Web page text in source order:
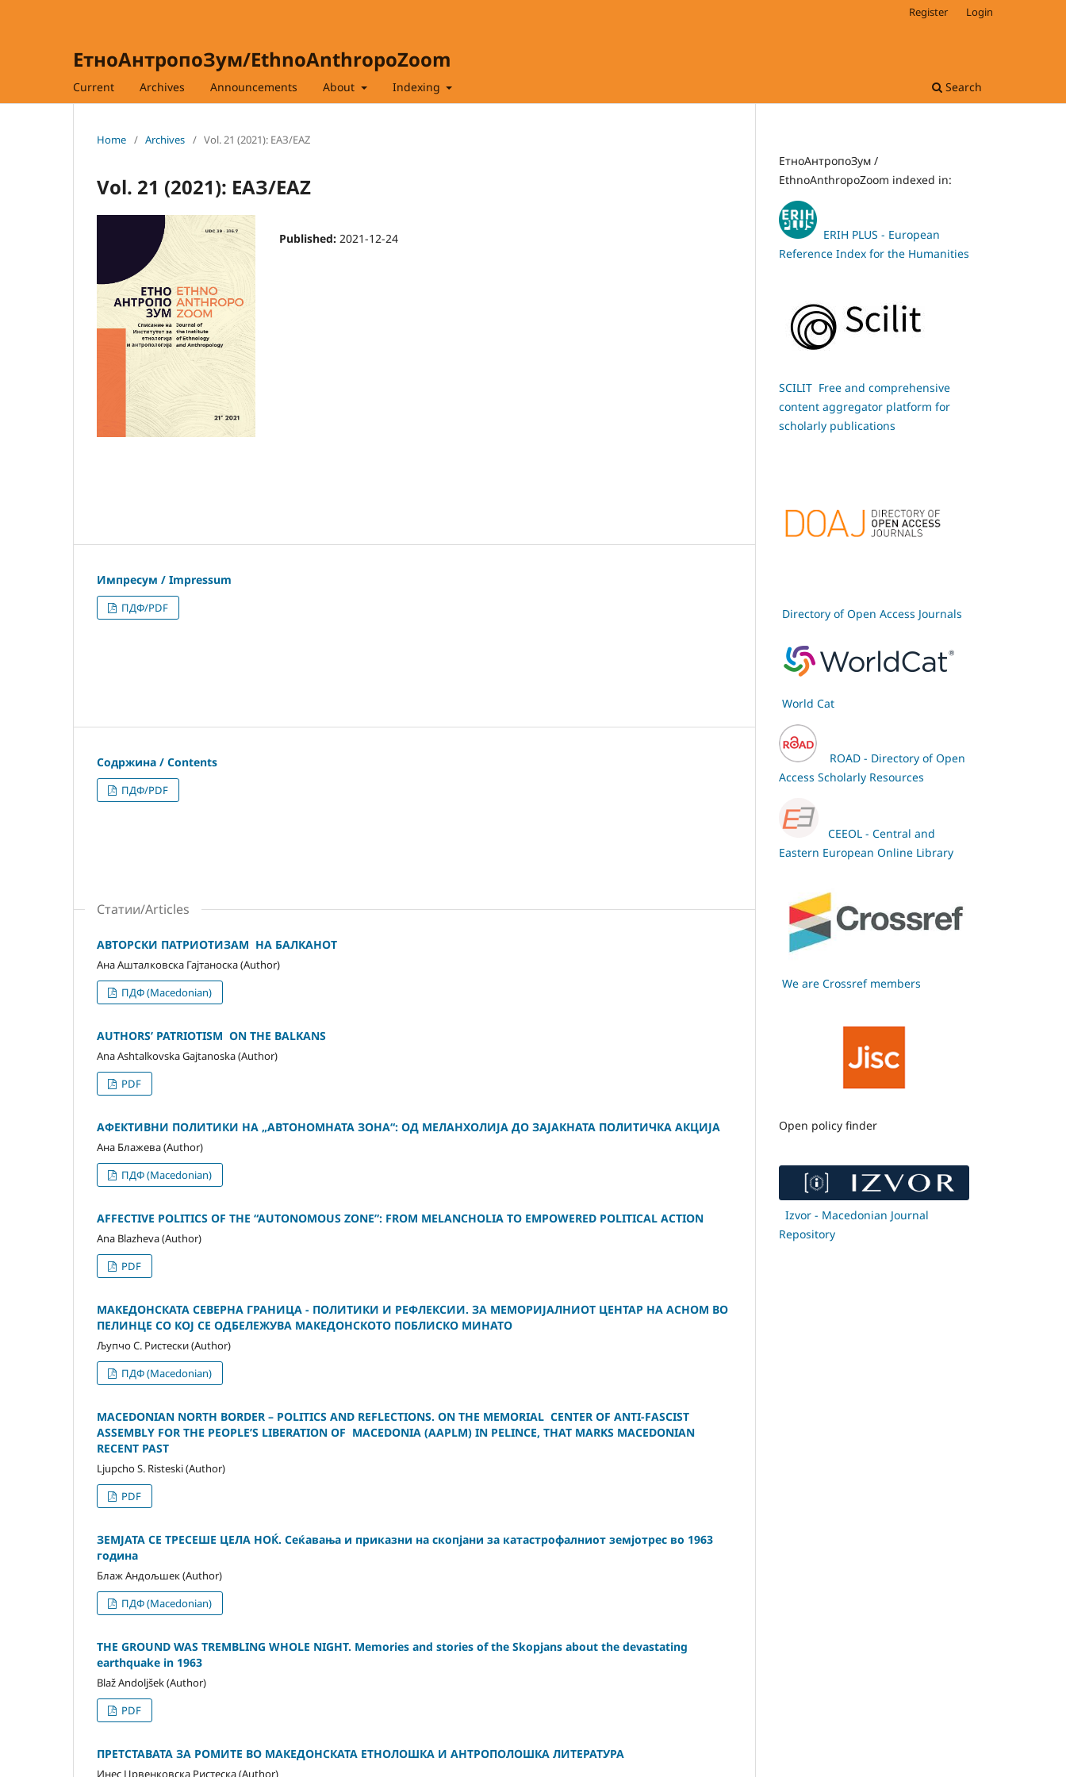
ЕтноАнтропоЗум/EthnoAnthropoZoom
Current Archives Announcements About Indexing Search
Register Login
Home / Archives / Vol. 21 (2021): ЕАЗ/EAZ
Vol. 21 (2021): ЕАЗ/EAZ
Published: 2021-12-24
Импресум / Impressum
ПДФ/PDF
Содржина / Contents
ПДФ/PDF
Статии/Articles
АВТОРСКИ ПАТРИОТИЗАМ НА БАЛКАНОТ
Ана Ашталковска Гајтаноска (Author)
ПДФ (Macedonian)
AUTHORS’ PATRIOTISM ON THE BALKANS
Ana Ashtalkovska Gajtanoska (Author)
PDF
АФЕКТИВНИ ПОЛИТИКИ НА „АВТОНОМНАТА ЗОНА“: ОД МЕЛАНХОЛИЈА ДО ЗАЈАКНАТА ПОЛИТИЧКА АКЦИЈА
Ана Блажева (Author)
ПДФ (Macedonian)
AFFECTIVE POLITICS OF THE “AUTONOMOUS ZONE”: FROM MELANCHOLIA TO EMPOWERED POLITICAL ACTION
Ana Blazheva (Author)
PDF
МAКЕДОНСКАТА СЕВЕРНА ГРАНИЦА - ПОЛИТИКИ И РЕФЛЕКСИИ. ЗА МЕМОРИЈАЛНИОТ ЦЕНТАР НА АСНОМ ВО
ПЕЛИНЦЕ СО КОЈ СЕ ОДБЕЛЕЖУВА МАКЕДОНСКОТО ПОБЛИСКО МИНАТО
Љупчо С. Ристески (Author)
ПДФ (Macedonian)
MACEDONIAN NORTH BORDER – POLITICS AND REFLECTIONS. ON THE MEMORIAL CENTER OF ANTI-FASCIST
ASSEMBLY FOR THE PEOPLE’S LIBERATION OF MACEDONIA (AAPLM) IN PELINCE, THAT MARKS MACEDONIAN
RECENT PAST
Ljupcho S. Risteski (Author)
PDF
ЗЕМЈАТА СЕ ТРЕСЕШЕ ЦЕЛА НОЌ. Сеќавања и приказни на скопјани за катастрофалниот земјотрес во 1963
година
Блаж Андољшек (Author)
ПДФ (Macedonian)
THE GROUND WAS TREMBLING WHOLE NIGHT. Memories and stories of the Skopjans about the devastating
earthquake in 1963
Blaž Andoljšek (Author)
PDF
ПРЕТСТАВАТА ЗА РОМИТЕ ВО МАКЕДОНСКАТА ЕТНОЛОШКА И АНТРОПОЛОШКА ЛИТЕРАТУРА
Инес Црвенковска Ристеска (Author)
ЕтноАнтропоЗум /
EthnoAnthropoZoom indexed in:
ERIH PLUS - European
Reference Index for the Humanities
SCILIT Free and comprehensive
content aggregator platform for
scholarly publications
Directory of Open Access Journals
World Cat
ROAD - Directory of Open
Access Scholarly Resources
CEEOL - Central and
Eastern European Online Library
We are Crossref members
Open policy finder
Izvor - Macedonian Journal
Repository